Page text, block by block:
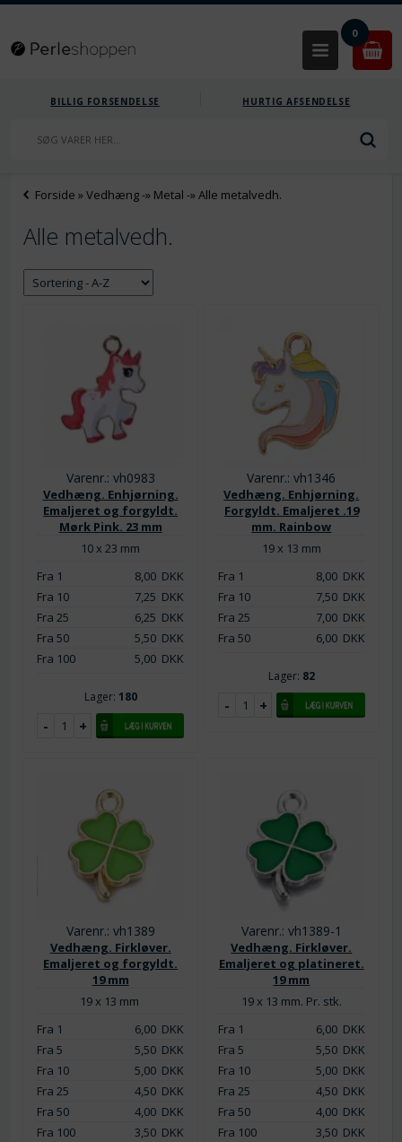
0
BILLIG FORSENDELSE HURTIG AFSENDELSE
Forside »Vedhæng-» Metal -»Alle metalvedh.
Alle metalvedh.
Varenr.: vh0983
Vedhæng. Enhjørning.
Emaljeret og forgyldt.
Mørk Pink. 23 mm
10 x 23 mm
Fra 1
8,00DKK
Fra 10
7,25 DKK
Fra 25
6,25 DKK
Fra 50
5,50DKK
Fra 100
5,00DKK
Lager: 180
Varenr.: vh1346
Vedhæng. Enhjørning.
Forgyldt. Emaljeret .19
mm. Rainbow
19 x 13 mm
Fra 1
8,00DKK
Fra 10
7,50DKK
Fra 25
7,00DKK
Fra 50
6,00DKK
Lager: 82
Varenr.: vh1389
Vedhæng. Firkløver.
Emaljeret og forgyldt.
19 mm
19 x 13 mm
Fra 1
6,00DKK
Fra 5
5,50DKK
Fra 10
5,00DKK
Fra 25
4,50DKK
Fra 50
4,00DKK
Fra 100
3,50DKK
Varenr.: vh1389-1
Vedhæng. Firkløver.
Emaljeret og platineret.
19 mm
19 x 13 mm. Pr. stk.
Fra 1
6,00DKK
Fra 5
5,50DKK
Fra 10
5,00DKK
Fra 25
4,50DKK
Fra 50
4,00DKK
Fra 100
3,50DKK